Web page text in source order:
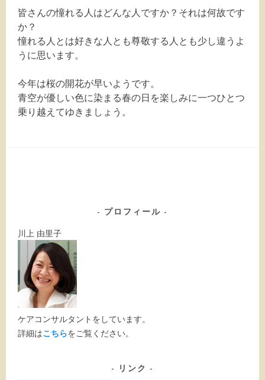
皆さんの憧れる人はどんな人ですか？それは何故です
か？
憧れる人とは好きな人とも尊敬する人とも少し違うよ
うに思います。
今年は桜の開花が早いようです。
青空が優しい色に染まる春の日を楽しみに一つひとつ
乗り越えてゆきましょう。
プロフィール
川上 由里子
ケアコンサルタントをしています。
詳細はこちらをご覧ください。
リンク